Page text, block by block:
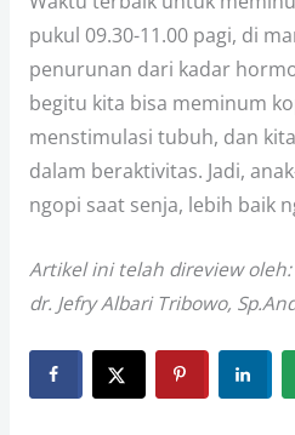
pukul 09.30-11.00 pagi, di
penurunan dari kadar
begitu kita bisa meminum
menstimulasi tubuh, dan
dalam beraktivitas. Jadi,
ngopi saat senja, lebih baik
Artikel ini telah direview oleh:
dr. Jefry Albari Tribowo,